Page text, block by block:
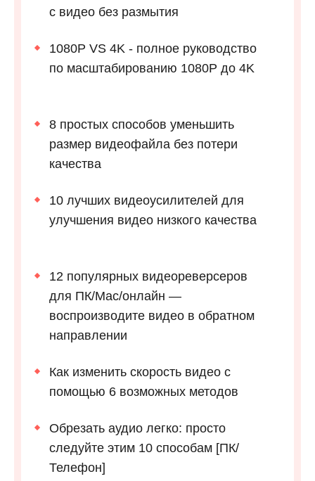
с видео без размытия
1080P VS 4K - полное руководство
по масштабированию 1080P до 4K
8 простых способов уменьшить
размер видеофайла без потери
качества
10 лучших видеоусилителей для
улучшения видео низкого качества
12 популярных видеореверсеров
для ПК/Mac/онлайн —
воспроизводите видео в обратном
направлении
Как изменить скорость видео с
помощью 6 возможных методов
Обрезать аудио легко: просто
следуйте этим 10 способам [ПК/
Телефон]